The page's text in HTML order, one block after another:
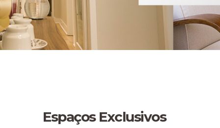
Espaços Exclusivos